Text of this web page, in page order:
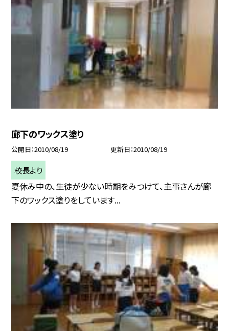
廊下のワックス塗り
公開日 2010/08/19 更新日 2010/08/19
校長より
夏休み中の、生徒が少ない時期をみつけて、主事さんが廊
下のワックス塗りをしています...